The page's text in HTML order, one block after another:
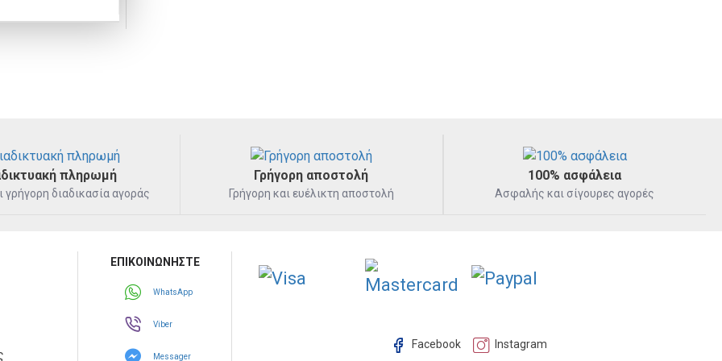
Μαλακό, Ασφαλή διασκεδαστικό και πολυβραβευμένο!
Πολυβραβευμένο προϊόν που προσφέρει ένα απαλό, ασφαλές και διασκεδαστικό τρόπο για το
πληρωμή
γρήγορη διαδικασία αγοράς
Γρήγορη αποστολή
Γρήγορη και ευέλικτη αποστολή
100% ασφάλεια
Ασφαλής και σίγουρες αγορές
ΕΠΙΚΟΙΝΩΝΗΣΤΕ
WhatsApp
Viber
Messager
Facebook Instagram